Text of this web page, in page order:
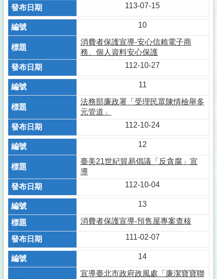
113-07-15
10
消費者保護宣導-安心信賴電子商
務、個人資料安心保護
112-10-27
11
法務部廉政署「受理民眾陳情檢舉多
元管道」
112-10-24
12
臺美21世紀貿易倡議「反貪腐」宣
導
112-10-04
13
消費者保護宣導-預售屋專案查核
111-02-07
14
宣導臺北市政府政風處「廉潔寶寶聯